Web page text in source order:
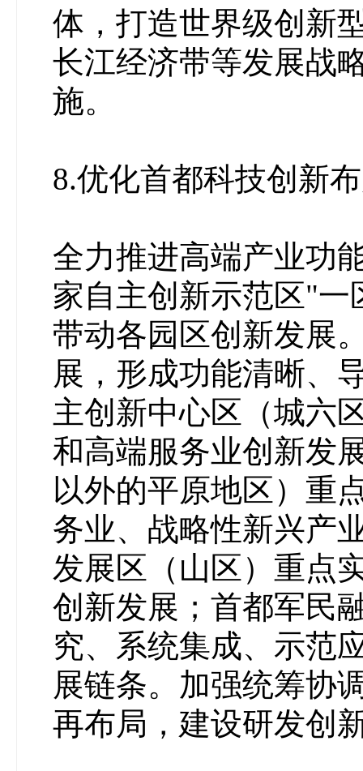
体，打造世界级创新
长江经济带等发展战
施。
8.优化首都科技创新
全力推进高端产业功
家自主创新示范区"
带动各园区创新发展
展，形成功能清晰、
主创新中心区（城六
和高端服务业创新发
以外的平原地区）重
务业、战略性新兴产
发展区（山区）重点
创新发展；首都军民
究、系统集成、示范
展链条。加强统筹协
再布局，建设研发创